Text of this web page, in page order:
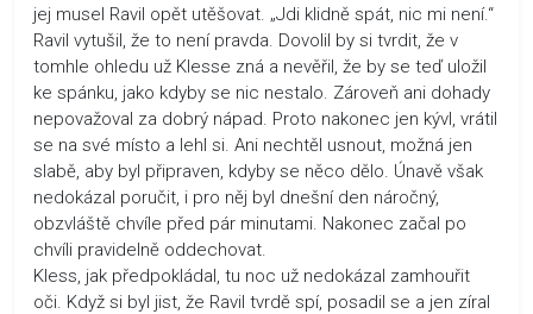
jej musel Ravil opět utěšovat. „Jdi klidně spát, nic mi není.“
Ravil vytušil, že to není pravda. Dovolil by si tvrdit, že v
tomhle ohledu už Klesse zná a nevěřil, že by se teď uložil
ke spánku, jako kdyby se nic nestalo. Zároveň ani dohady
nepovažoval za dobrý nápad. Proto nakonec jen kývl, vrátil
se na své místo a lehl si. Ani nechtěl usnout, možná jen
slabě, aby byl připraven, kdyby se něco dělo. Únavě však
nedokázal poručit, i pro něj byl dnešní den náročný,
obzvláště chvíle před pár minutami. Nakonec začal po
chvíli pravidelně oddechovat.
Kless, jak předpokládal, tu noc už nedokázal zamhouřit
oči. Když si byl jist, že Ravil tvrdě spí, posadil se a jen zíral